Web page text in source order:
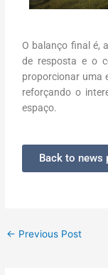
O balanço final é,
de resposta e o
proporcionar uma
reforçando o inter
espaço.
Back to news
← Previous Post